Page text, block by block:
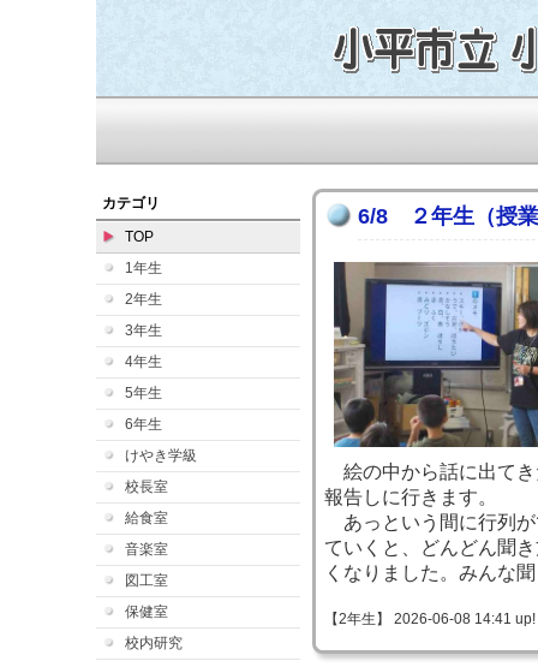
カテゴリ
TOP
1年生
2年生
3年生
4年生
5年生
6年生
けやき学級
校長室
給食室
音楽室
図工室
保健室
校内研究
6/8 ２年生（授
絵の中から話に出てき
報告しに行きます。
あっという間に行列が
ていくと、どんどん聞
くなりました。みんな
【2年生】 2026-06-08 14:41 up!